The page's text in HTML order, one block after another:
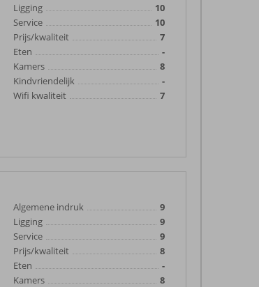
Ligging
10
Service
10
Prijs/kwaliteit
7
Eten
-
Kamers
8
Kindvriendelijk
-
Wifi kwaliteit
7
Algemene indruk
9
Ligging
9
Service
9
Prijs/kwaliteit
8
Eten
-
Kamers
8